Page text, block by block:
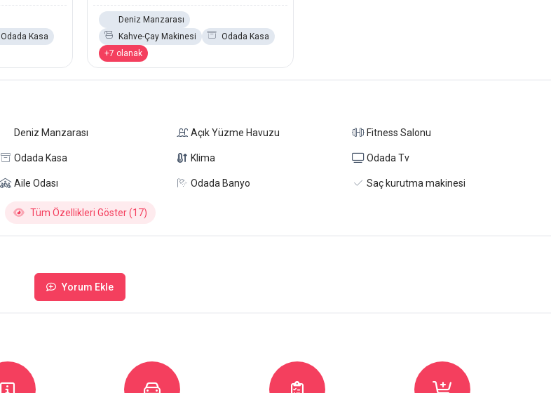
Odada Kasa
Deniz Manzarası
Kahve-Çay Makinesi
Odada Kasa
+7 olanak
Deniz Manzarası Açık Yüzme Havuzu Fitness Salonu
Odada Kasa Klima Odada Tv
Aile Odası Odada Banyo Saç kurutma makinesi
Tüm Özellikleri Göster (17)
Yorum Ekle